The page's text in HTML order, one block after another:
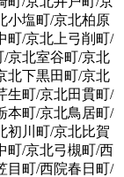
小塩町/京北柏原
町/京北上弓削町/
京北室谷町/京北
北下黒田町/京北
生町/京北田貫町/
本町/京北鳥居町/
初川町/京北比賀
町/京北弓槻町/西
目町/西院春日町/